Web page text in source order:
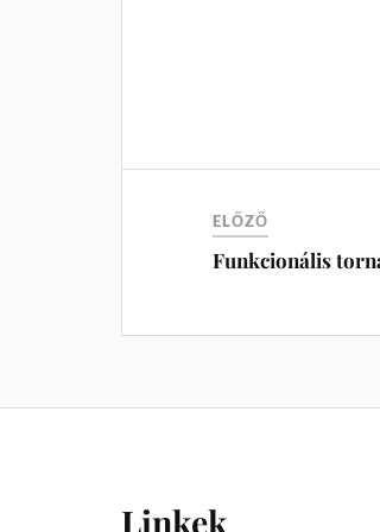
ELŐZŐ
Funkcionális
Linkek